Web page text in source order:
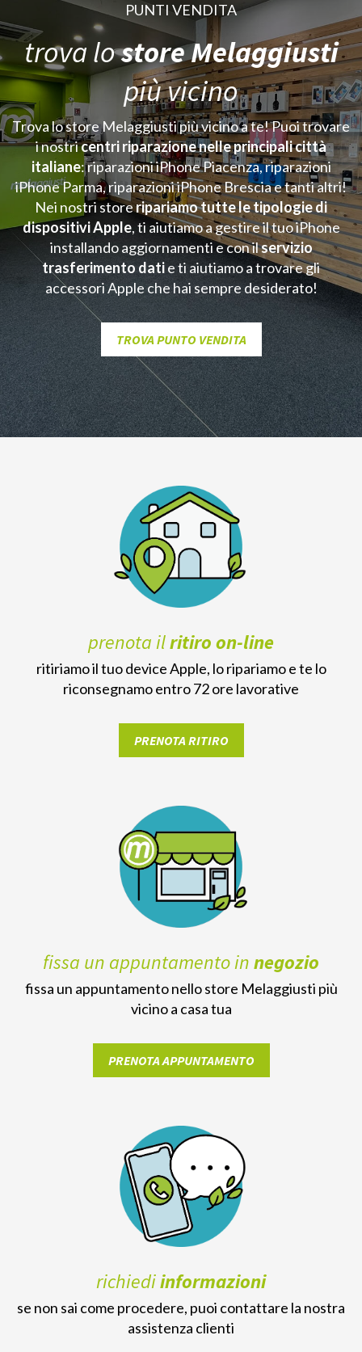
PUNTI VENDITA
trova lostore Melaggiusti
più vicino
Trova lo store Melaggiusti più vicino a te! Puoi trovare
i nostricentri riparazione nelle principali città
italiane: riparazioni iPhone Piacenza, riparazioni
iPhone Parma, riparazioni iPhone Brescia e tanti altri!
Nei nostri storeripariamo tutte le tipologie di
dispositivi Apple, ti aiutiamo a gestire il tuo iPhone
installando aggiornamenti e con ilservizio
trasferimento datie ti aiutiamo a trovare gli
accessori Apple che hai sempre desiderato!
TROVA PUNTO VENDITA
prenota ilritiro on-line
ritiriamo il tuo device Apple, lo ripariamo e te lo
riconsegnamo entro 72 ore lavorative
PRENOTA RITIRO
fissa un appuntamento innegozio
fissa un appuntamento nello store Melaggiusti più
vicino a casa tua
PRENOTA APPUNTAMENTO
richiediinformazioni
se non sai come procedere, puoi contattare la nostra
assistenza clienti